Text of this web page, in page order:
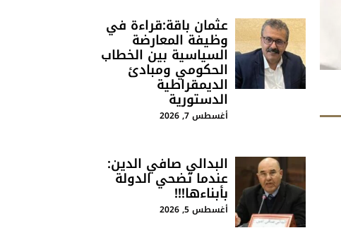
عثمان باقة:قراءة في
وظيفة المعارضة
السياسية بين الخطاب
الحكومي ومبادئ
الديمقراطية
الدستورية
أغسطس 7, 2026
البدالي صافي الدين:
عندما تضحي الدولة
بأبناءها!!!
أغسطس 5, 2026